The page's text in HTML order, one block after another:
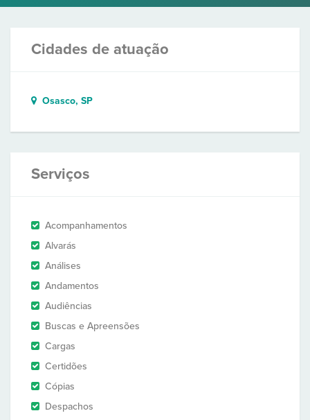
Cidades de atuação
Osasco, SP
Serviços
Acompanhamentos
Alvarás
Análises
Andamentos
Audiências
Buscas e Apreensões
Cargas
Certidões
Cópias
Despachos